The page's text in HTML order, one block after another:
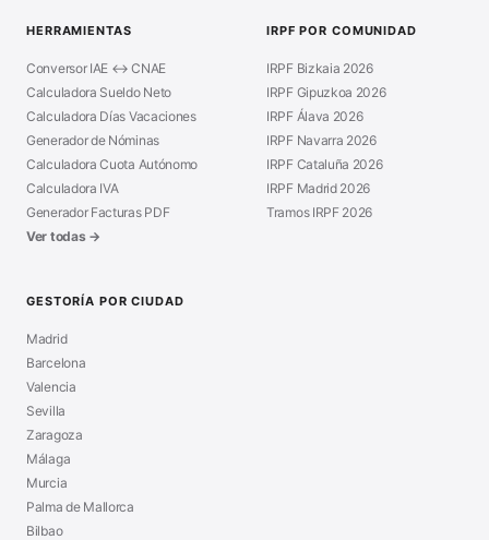
HERRAMIENTAS
Conversor IAE ↔ CNAE
Calculadora Sueldo Neto
Calculadora Días Vacaciones
Generador de Nóminas
Calculadora Cuota Autónomo
Calculadora IVA
Generador Facturas PDF
Ver todas →
IRPF POR COMUNIDAD
IRPF Bizkaia 2026
IRPF Gipuzkoa 2026
IRPF Álava 2026
IRPF Navarra 2026
IRPF Cataluña 2026
IRPF Madrid 2026
Tramos IRPF 2026
GESTORÍA POR CIUDAD
Madrid
Barcelona
Valencia
Sevilla
Zaragoza
Málaga
Murcia
Palma de Mallorca
Bilbao